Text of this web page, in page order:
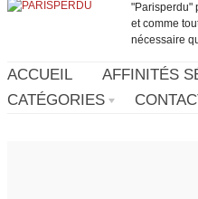
"Parisperdu"
et comme
nécessaire
ACCUEIL AFFINITÉS
CATÉGORIES